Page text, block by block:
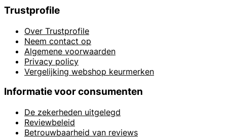
Trustprofile
Over Trustprofile
Neem contact op
Algemene voorwaarden
Privacy policy
Vergelijking webshop keurmerken
Informatie voor consumenten
De zekerheden uitgelegd
Reviewbeleid
Betrouwbaarheid van reviews